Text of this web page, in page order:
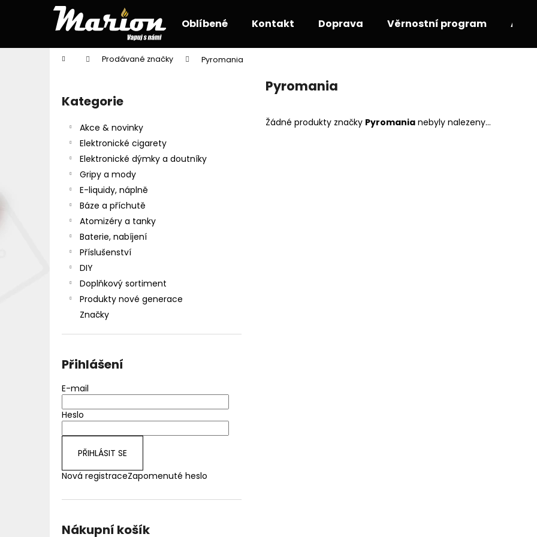
Oblíbené Kontakt Doprava Věrnostní program
Domů Prodávané značky Pyromania
Přeskočit
kategorie
Kategorie
Akce & novinky
Elektronické cigarety
Elektronické dýmky a doutníky
Gripy a mody
E-liquidy, náplně
Báze a příchutě
Atomizéry a tanky
Baterie, nabíjení
Příslušenství
DIY
Doplňkový sortiment
Produkty nové generace
Značky
Přihlášení
E-mail
Heslo
PŘIHLÁSIT SE
Nová registraceZapomenuté heslo
Nákupní košík
Pyromania
Žádné produkty značky Pyromania nebyly nalezeny...
í
Zpět
do
Zpět
do
DEKANG DESERT SHIP 10ML 18MG
155 Kč
Původně: 195 Kč